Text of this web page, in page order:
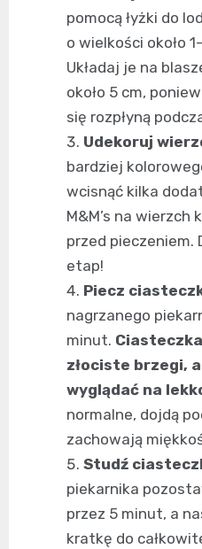
pomocą łyżki do
o wielkości około
Układaj je na
około 5 cm,
się rozpłyną
Udekoruj
bardziej
wcisnąć kilka
M&M’s na
przed pieczeniem.
etap!
Piecz
nagrzanego
minut.
złociste brzegi,
wyglądać na
normalne, dojdą
zachowają
Studź
piekarnika
przez 5 minut, a
kratkę do